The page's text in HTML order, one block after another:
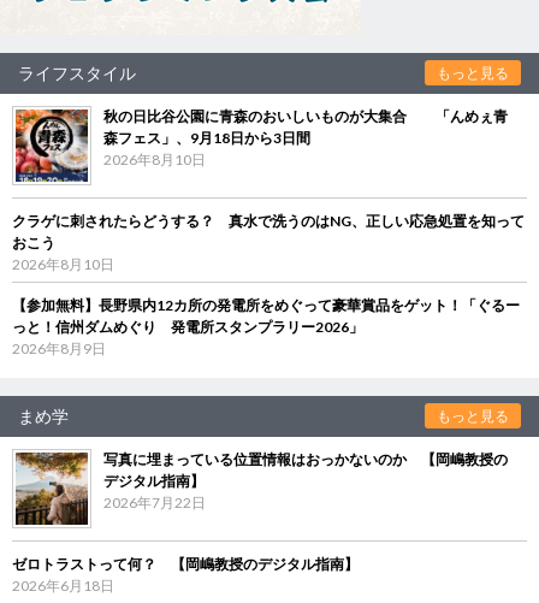
ライフスタイル もっと見る
秋の日比谷公園に青森のおいしいものが大集合 「んめぇ青
森フェス」、9月18日から3日間
2026年8月10日
クラゲに刺されたらどうする？ 真水で洗うのはNG、正しい応急処置を知って
おこう
2026年8月10日
【参加無料】長野県内12カ所の発電所をめぐって豪華賞品をゲット！「ぐるー
っと！信州ダムめぐり 発電所スタンプラリー2026」
2026年8月9日
まめ学 もっと見る
写真に埋まっている位置情報はおっかないのか 【岡嶋教授の
デジタル指南】
2026年7月22日
ゼロトラストって何？ 【岡嶋教授のデジタル指南】
2026年6月18日